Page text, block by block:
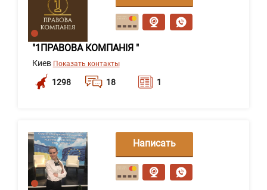
"1ПРАВОВА КОМПАНІЯ "
Киев Показать контакты
1298 18 1
сообщение
Написать
сообщение